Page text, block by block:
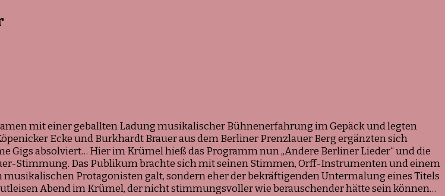
mit einer geballten Ladung musikalischer Bühnenerfahrung im Gepäck und legten
Ecke und Burkhardt Brauer aus dem Berliner Prenzlauer Berg ergänzten sich
Gigs absolviert… Hier im Krümel hieß das Programm nun „Andere Berliner Lieder“ und die
Stimmung. Das Publikum brachte sich mit seinen Stimmen, Orff-Instrumenten und einem
Protagonisten galt, sondern eher der bekräftigenden Untermalung eines Titels
Abend im Krümel, der nicht stimmungsvoller wie berauschender hätte sein können…